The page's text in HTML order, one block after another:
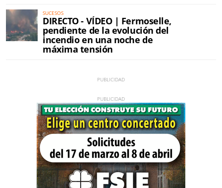
SUCESOS
DIRECTO - VÍDEO | Fermoselle,
pendiente de la evolución del
incendio en una noche de
máxima tensión